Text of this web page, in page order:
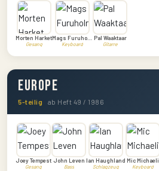
Morten Harket
Gesang Keyboard
Pal Waaktaar
Gitarre
Europe
5-teilig ab Heft 49 / 1986
Joey Tempest
Gesang
John Leven
Bass
Ian Haughland
Schlagzeug
Mic Michaeli
Keyboard